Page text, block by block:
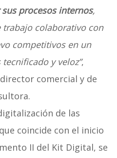
procesos internos,
trabajo colaborativo con
competitivos en un
y veloz”,
comercial y de
de las
coincide con el inicio
II del Kit Digital, se